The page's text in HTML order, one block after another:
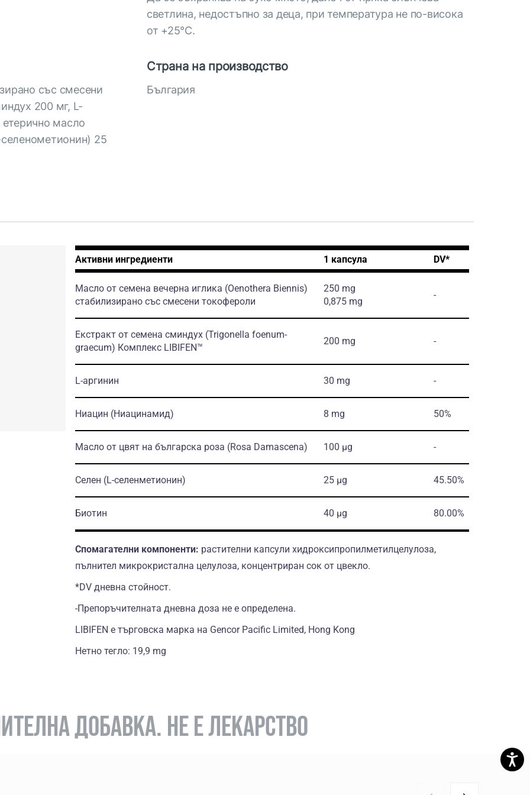
светлина, недостъпно за деца, при температура не по-висока
от +25°С.
със смесени
200 мг, L-
масло
25
Страна на производство
България
Активни ингредиенти 1 капсула DV*
Масло от семена вечерна иглика (Oenothera Biennis)
стабилизирано със смесени токофероли
250 mg
0,875 mg
-
Екстракт от семена сминдух (Trigonella foenum-
graecum) Комплекс LIBIFEN™
200 mg -
L-аргинин 30 mg -
Ниацин (Ниацинамид) 8 mg 50%
Масло от цвят на българска роза (Rosa Damascena) 100 µg -
Селен (L-селенметионин) 25 µg 45.50%
Биотин 40 µg 80.00%
Спомагателни компоненти: растителни капсули хидроксипропилметилцелулоза,
пълнител микрокристална целулоза, концентриран сок от цвекло.
*DV дневна стойност.
-Препоръчителната дневна доза не е определена.
LIBIFEN е търговска марка на Gencor Pacific Limited, Hong Kong
Нетно тегло: 19,9 mg
ДОБАВКА. НЕ Е ЛЕКАРСТВО